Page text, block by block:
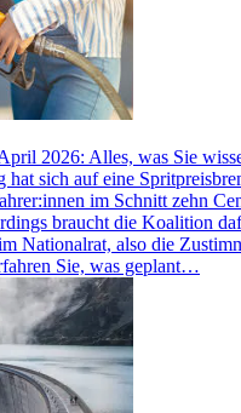
2026: Alles, was Sie
hat sich auf eine
im Schnitt zehn
braucht die Koalition
Nationalrat, also die
Sie, was geplant…